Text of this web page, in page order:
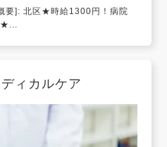
要]: 北区★時給1300円！病院
★...
ィカルケア